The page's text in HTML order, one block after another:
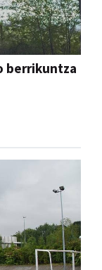
berrikuntza